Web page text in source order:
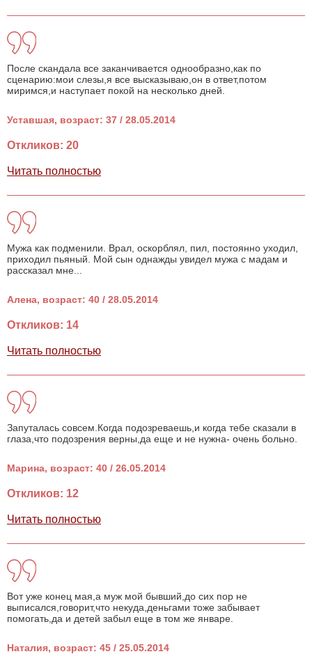
После скандала все заканчивается однообразно,как по
сценарию:мои слезы,я все высказываю,он в ответ,потом
миримся,и наступает покой на несколько дней.
Уставшая, возраст: 37 / 28.05.2014
Откликов: 20
Читать полностью
Мужа как подменили. Врал, оскорблял, пил, постоянно уходил,
приходил пьяный. Мой сын однажды увидел мужа с мадам и
рассказал мне...
Алена, возраст: 40 / 28.05.2014
Откликов: 14
Читать полностью
Запуталась совсем.Когда подозреваешь,и когда тебе сказали в
глаза,что подозрения верны,да еще и не нужна- очень больно.
Марина, возраст: 40 / 26.05.2014
Откликов: 12
Читать полностью
Вот уже конец мая,а муж мой бывший,до сих пор не
выписался,говорит,что некуда,деньгами тоже забывает
помогать,да и детей забыл еще в том же январе.
Наталия, возраст: 45 / 25.05.2014